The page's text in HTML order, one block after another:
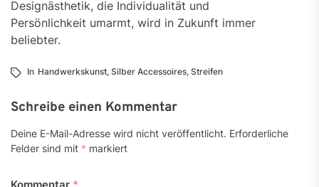
Designästhetik, die Individualität und
Persönlichkeit umarmt, wird in Zukunft immer
beliebter.
In Handwerkskunst, Silber Accessoires, Streifen
Schreibe einen Kommentar
Deine E-Mail-Adresse wird nicht veröffentlicht. Erforderliche
Felder sind mit * markiert